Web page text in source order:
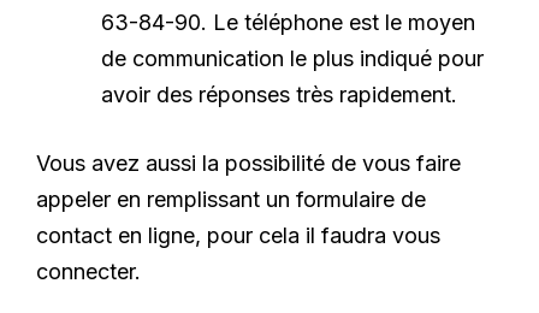
63-84-90. Le téléphone est le moyen
de communication le plus indiqué pour
avoir des réponses très rapidement.
Vous avez aussi la possibilité de vous faire
appeler en remplissant un formulaire de
contact en ligne, pour cela il faudra vous
connecter.